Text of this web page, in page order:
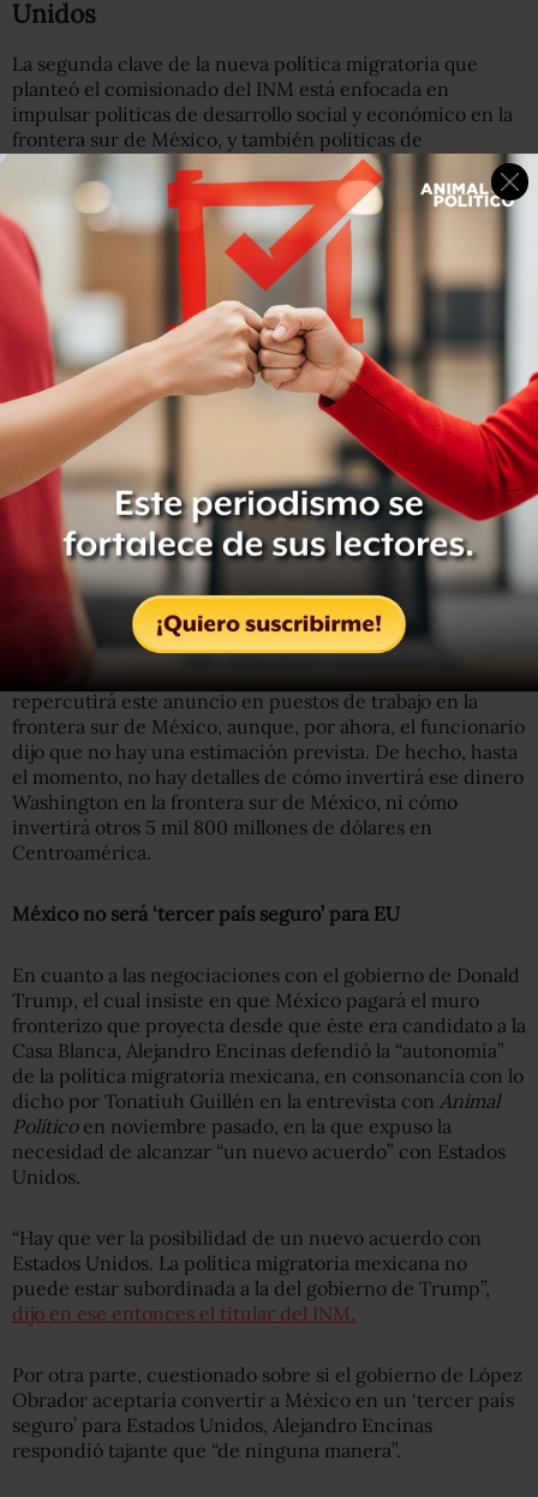
Unidos
La segunda clave de la nueva política migratoria que
planteó el comisionado del INM está enfocada en
impulsar políticas de desarrollo social y económico en la
frontera sur de México, y también políticas de
cooperación con los gobiernos de Centroamérica y
Estados Unidos.
En este punto, Tonatiuh Guillén recordó que buena parte
de la población centroamericana que migra de sus países
de origen, lo hace “por factores de desarrollo
socioeconómico o por la fragilidad de los estados”. Es
decir, por faltas de oportunidades de trabajo, y por los
problemas de corrupción y de violencia de las pandillas y
el crimen organizado.
La titular de Segob, Olga Sánchez Cordero, destacó en
este punto como
“una magnífica noticia” el anunció que
el canciller Marcelo Ebrard, sobre el Plan
bilateral México-Estados Unidos,a partir del cual el
gobierno estadounidense invertirá 4 mil 800 millones de
dólares en nuestro país, de los cuales 2 mil millones se
invertirán específicamente en la frontera sur de México.
Sobre este punto, se cuestionó a Alejandro Encinas cómo
repercutirá este anuncio en puestos de trabajo en la
frontera sur de México, aunque, por ahora, el funcionario
dijo que no hay una estimación prevista. De hecho, hasta
el momento, no hay detalles de cómo invertirá ese dinero
Washington en la frontera sur de México, ni cómo
invertirá otros 5 mil 800 millones de dólares en
Centroamérica.
México no será ‘tercer país seguro’ para EU
En cuanto a las negociaciones con el gobierno de Donald
Trump, el cual insiste en que México pagará el muro
fronterizo que proyecta desde que éste era candidato a la
Casa Blanca, Alejandro Encinas defendió la “autonomía”
de la política migratoria mexicana, en consonancia con lo
dicho por Tonatiuh Guillén en la entrevista con Animal
Político en noviembre pasado, en la que expuso la
necesidad de alcanzar “un nuevo acuerdo” con Estados
Unidos.
“Hay que ver la posibilidad de un nuevo acuerdo con
Estados Unidos. La política migratoria mexicana no
puede estar subordinada a la del gobierno de Trump”,
dijo en ese entonces el titular del INM.
Por otra parte, cuestionado sobre si el gobierno de López
Obrador aceptaría convertir a México en un ‘tercer país
seguro’ para Estados Unidos, Alejandro Encinas
respondió tajante que “de ninguna manera”.